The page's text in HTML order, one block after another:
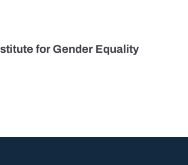
for Gender Equality